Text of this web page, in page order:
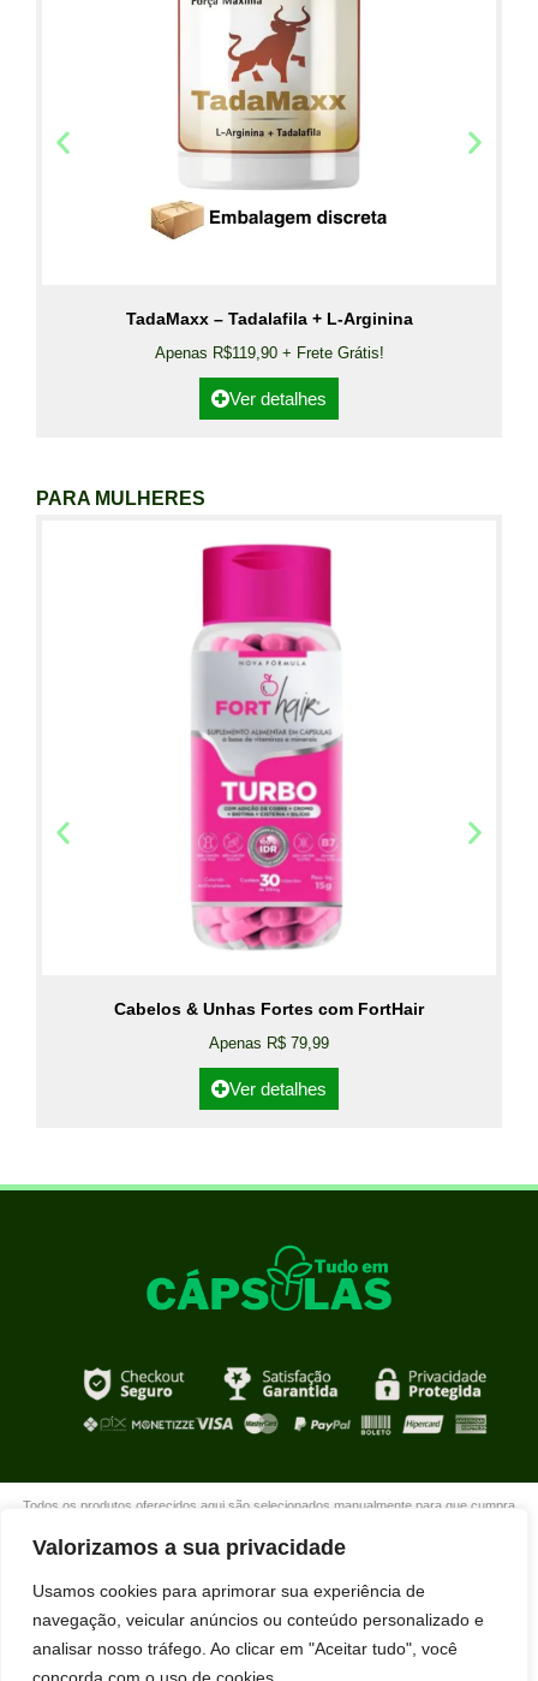
Valorizamos a sua privacidade
Usamos cookies para aprimorar sua experiência de
navegação, veicular anúncios ou conteúdo personalizado e
analisar nosso tráfego. Ao clicar em "Aceitar tudo", você
TadaMaxx – Tadalafila + L-Arginina
Apenas R$119,90 + Frete Grátis!
Ver detalhes
PARA MULHERES
Cabelos & Unhas Fortes com FortHair
Apenas R$ 79,99
Ver detalhes
Todos os produtos oferecidos aqui são selecionados manualmente para que cumpra
extraordinários para você que está realmente comprometido com sua mudança. Boas